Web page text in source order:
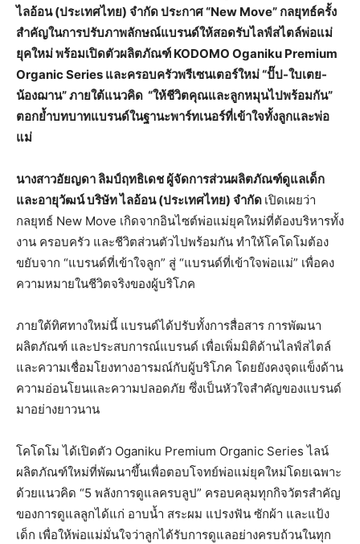
ไลอ้อน (ประเทศไทย) จำกัด ประกาศ “New Move” กลยุทธ์ครั้ง
สำคัญในการปรับภาพลักษณ์แบรนด์ให้สอดรับไลฟ์สไตล์พ่อแม่
ยุคใหม่ พร้อมเปิดตัวผลิตภัณฑ์ KODOMO Oganiku Premium
Organic Series และครอบครัวพรีเซนเตอร์ใหม่ “ปั๊ป-ใบเตย-
น้องฌาน” ภายใต้แนวคิด “ให้ชีวิตคุณและลูกหมุนไปพร้อมกัน”
ตอกย้ำบทบาทแบรนด์ในฐานะพาร์ทเนอร์ที่เข้าใจทั้งลูกและพ่อ
แม่
นางสาวอัยญดา ลิมป์ฤทธิเดช ผู้จัดการส่วนผลิตภัณฑ์ดูแลเด็ก
และอายุวัฒน์ บริษัท ไลอ้อน (ประเทศไทย) จำกัด เปิดเผยว่า
กลยุทธ์ New Move เกิดจากอินไซต์พ่อแม่ยุคใหม่ที่ต้องบริหารทั้ง
งาน ครอบครัว และชีวิตส่วนตัวไปพร้อมกัน ทำให้โคโดโมต้อง
ขยับจาก “แบรนด์ที่เข้าใจลูก” สู่ “แบรนด์ที่เข้าใจพ่อแม่” เพื่อคง
ความหมายในชีวิตจริงของผู้บริโภค
ภายใต้ทิศทางใหม่นี้ แบรนด์ได้ปรับทั้งการสื่อสาร การพัฒนา
ผลิตภัณฑ์ และประสบการณ์แบรนด์ เพื่อเพิ่มมิติด้านไลฟ์สไตล์
และความเชื่อมโยงทางอารมณ์กับผู้บริโภค โดยยังคงจุดแข็งด้าน
ความอ่อนโยนและความปลอดภัย ซึ่งเป็นหัวใจสำคัญของแบรนด์
มาอย่างยาวนาน
โคโดโม ได้เปิดตัว Oganiku Premium Organic Series ไลน์
ผลิตภัณฑ์ใหม่ที่พัฒนาขึ้นเพื่อตอบโจทย์พ่อแม่ยุคใหม่โดยเฉพาะ
ด้วยแนวคิด “5 พลังการดูแลครบลูป” ครอบคลุมทุกกิจวัตรสำคัญ
ของการดูแลลูกได้แก่ อาบน้ำ สระผม แปรงฟัน ซักผ้า และแป้ง
เด็ก เพื่อให้พ่อแม่มั่นใจว่าลูกได้รับการดูแลอย่างครบถ้วนในทุก